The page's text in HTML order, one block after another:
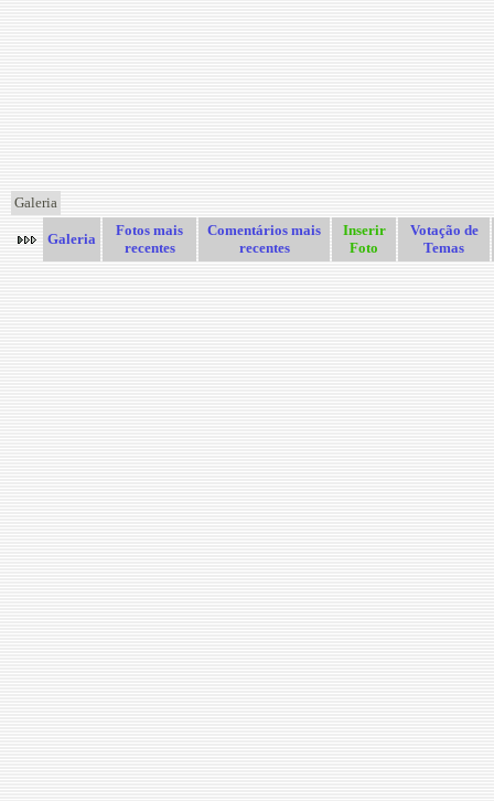
Galeria
Galeria
Fotos mais
recentes
Comentários mais
recentes
Inserir
Foto
Votação de
Temas